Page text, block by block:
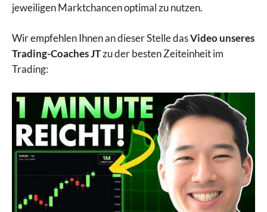
jeweiligen Marktchancen optimal zu nutzen.
Wir empfehlen Ihnen an dieser Stelle dasVideo unseres
Trading-Coaches JTzu der besten Zeiteinheit im
Trading: